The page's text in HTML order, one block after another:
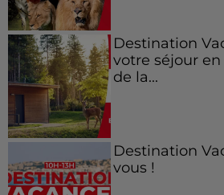
Destination
votre séjour
de la...
Destination
vous !